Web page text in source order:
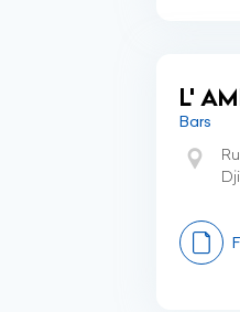
L'
Bars